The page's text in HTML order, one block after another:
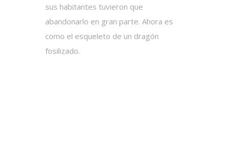
sus habitantes tuvieron que
abandonarlo en gran parte. Ahora es
como el esqueleto de un dragón
fosilizado.